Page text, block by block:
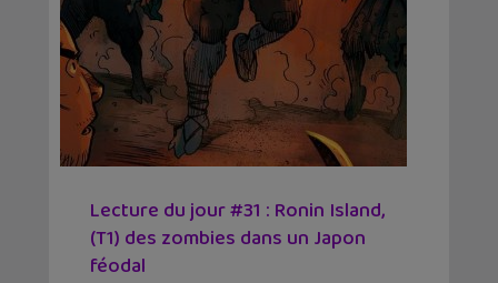
Lecture du jour #31 : Ronin Island,
(T1) des zombies dans un Japon
féodal